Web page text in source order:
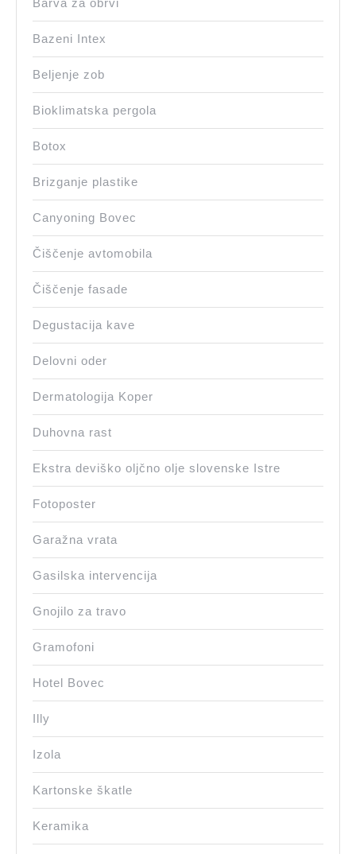
Barva za obrvi
Bazeni Intex
Beljenje zob
Bioklimatska pergola
Botox
Brizganje plastike
Canyoning Bovec
Čiščenje avtomobila
Čiščenje fasade
Degustacija kave
Delovni oder
Dermatologija Koper
Duhovna rast
Ekstra deviško oljčno olje slovenske Istre
Fotoposter
Garažna vrata
Gasilska intervencija
Gnojilo za travo
Gramofoni
Hotel Bovec
Illy
Izola
Kartonske škatle
Keramika